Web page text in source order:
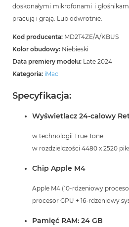
doskonałymi mikrofonami i
pracują i grają. Lub odwrotnie.
Kod producenta: MD2T4ZE/A/KBUS
Kolor obudowy: Niebieski
Data premiery modelu: Late 2024
Kategoria: iMac
Specyfikacja:
Wyświetlacz 24-calowy
w technologii True Tone
w rozdzielczości 4480 x 2520
Chip Apple M4
Apple M4 (10-rdzeniowy
procesor GPU + 16-rdzeniowy
Pamięć RAM: 24 GB